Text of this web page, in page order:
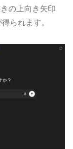
の上向き矢印
られます。